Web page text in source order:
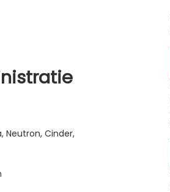
Neutron, Cinder,